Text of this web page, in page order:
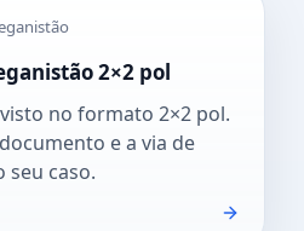
2×2 pol
no formato 2×2 pol.
e a via de
seu caso.